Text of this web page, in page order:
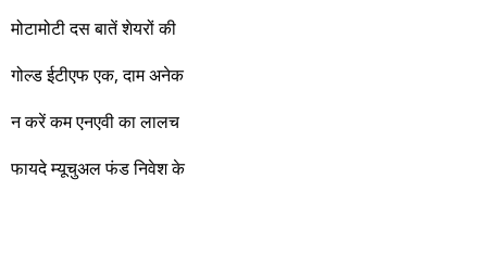
जबरदस्त प्रगति के साल होने जा रहे हैं। इस दौरान एक साल में दोगुना ही
आएंगे। दूसरे आपको बस उल्लू बनाएंगे। केवल हम ही हैं जो पूरी ईमानदारी
और सत्यनिष्ठा से आपके लिए निवेश के हर रविवार को शानदार मौके लेकर
कर्महीन नर पावत नाहीं। आपके हिस्से का कुछ कर्म हम कर दे रहे हैं। बाकी
मोटामोटी दस बातें शेयरों की
गोल्ड ईटीएफ एक, दाम अनेक
न करें कम एनएवी का लालच
फायदे म्यूचुअल फंड निवेश के